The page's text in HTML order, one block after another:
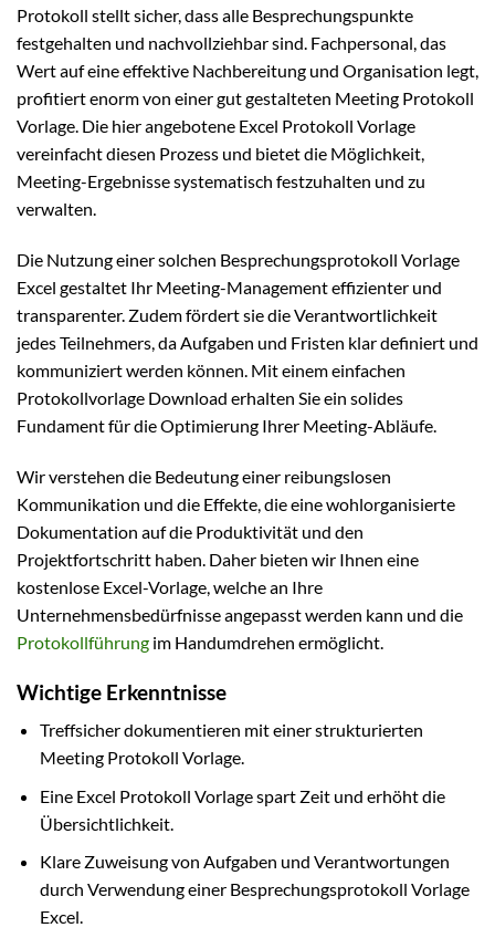
Protokoll stellt sicher, dass alle Besprechungspunkte
festgehalten und nachvollziehbar sind. Fachpersonal, das
Wert auf eine effektive Nachbereitung und Organisation legt,
profitiert enorm von einer gut gestalteten Meeting Protokoll
Vorlage. Die hier angebotene Excel Protokoll Vorlage
vereinfacht diesen Prozess und bietet die Möglichkeit,
Meeting-Ergebnisse systematisch festzuhalten und zu
verwalten.
Die Nutzung einer solchen Besprechungsprotokoll Vorlage
Excel gestaltet Ihr Meeting-Management effizienter und
transparenter. Zudem fördert sie die Verantwortlichkeit
jedes Teilnehmers, da Aufgaben und Fristen klar definiert und
kommuniziert werden können. Mit einem einfachen
Protokollvorlage Download erhalten Sie ein solides
Fundament für die Optimierung Ihrer Meeting-Abläufe.
Wir verstehen die Bedeutung einer reibungslosen
Kommunikation und die Effekte, die eine wohlorganisierte
Dokumentation auf die Produktivität und den
Projektfortschritt haben. Daher bieten wir Ihnen eine
kostenlose Excel-Vorlage, welche an Ihre
Unternehmensbedürfnisse angepasst werden kann und die
Protokollführung im Handumdrehen ermöglicht.
Wichtige Erkenntnisse
Treffsicher dokumentieren mit einer strukturierten
Meeting Protokoll Vorlage.
Eine Excel Protokoll Vorlage spart Zeit und erhöht die
Übersichtlichkeit.
Klare Zuweisung von Aufgaben und Verantwortungen
durch Verwendung einer Besprechungsprotokoll Vorlage
Excel.